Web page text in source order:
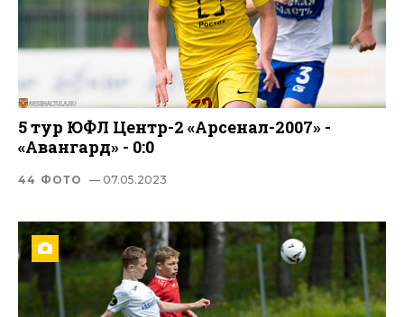
5 тур ЮФЛ Центр-2 «Арсенал-2007» -
«Авангард» - 0:0
44 ФОТО — 07.05.2023